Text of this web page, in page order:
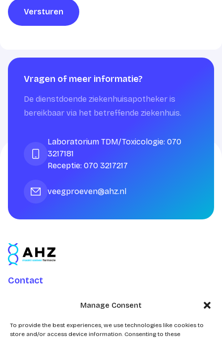
Manage Consent
To provide the best experiences, we use technologies like cookies to
store and/or access device information. Consenting to these
Versturen
Vragen of meer informatie?
De dienstdoende ziekenhuisapotheker is
bereikbaar via het betreffende ziekenhuis.
Laboratorium TDM/Toxicologie: 070
3217181
Receptie: 070 3217217
veegproeven@ahz.nl
Contact
Postbus 43100